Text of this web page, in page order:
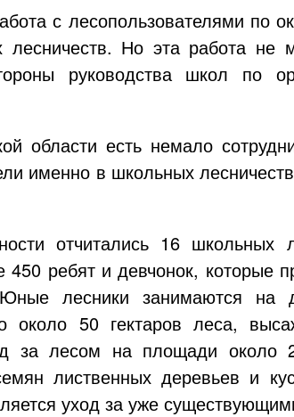
с лесопользователями по
Но эта работа не
руководства школ по
области есть немало
именно в школьных
отчитались 16 школьных
ребят и девчонок, которые
лесники занимаются на
около 50 гектаров леса,
за лесом на площади около
лиственных деревьев и
уход за уже